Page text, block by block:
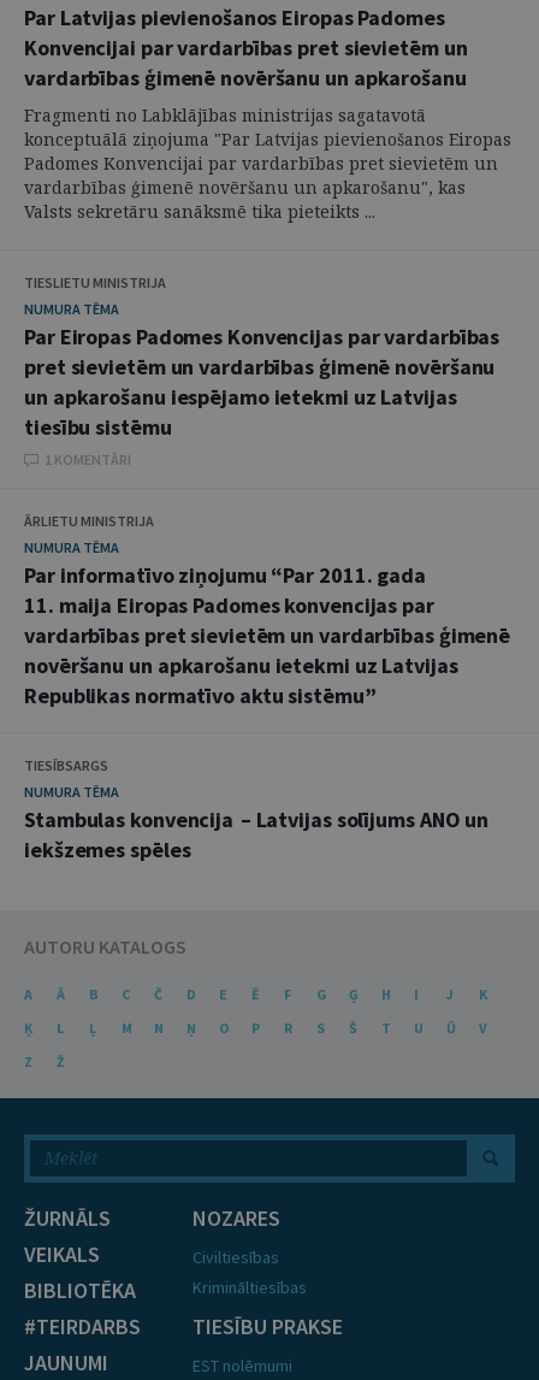
Par Latvijas pievienošanos Eiropas Padomes
Konvencijai par vardarbības pret sievietēm un
vardarbības ģimenē novēršanu un apkarošanu
Fragmenti no Labklājības ministrijas sagatavotā
konceptuālā ziņojuma "Par Latvijas pievienošanos Eiropas
Padomes Konvencijai par vardarbības pret sievietēm un
vardarbības ģimenē novēršanu un apkarošanu", kas
Valsts sekretāru sanāksmē tika pieteikts ...
TIESLIETU MINISTRIJA
NUMURA TĒMA
Par Eiropas Padomes Konvencijas par vardarbības
pret sievietēm un vardarbības ģimenē novēršanu
un apkarošanu iespējamo ietekmi uz Latvijas
tiesību sistēmu
1 KOMENTĀRI
ĀRLIETU MINISTRIJA
NUMURA TĒMA
Par informatīvo ziņojumu “Par 2011. gada
11. maija Eiropas Padomes konvencijas par
vardarbības pret sievietēm un vardarbības ģimenē
novēršanu un apkarošanu ietekmi uz Latvijas
Republikas normatīvo aktu sistēmu”
TIESĪBSARGS
NUMURA TĒMA
Stambulas konvencija – Latvijas solījums ANO un
iekšzemes spēles
AUTORU KATALOGS
A Ā B C Č D E Ē F G Ģ H I J
K
Ķ
L Ļ M N Ņ O P R S Š T U Ū
V
Z
Ž
ŽURNĀLS
VEIKALS
BIBLIOTĒKA
#TEIRDARBS
JAUNUMI
NOZARES
Civiltiesības
Krimināltiesības
TIESĪBU PRAKSE
EST nolēmumi